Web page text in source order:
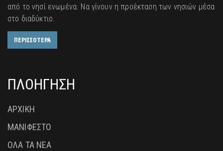
από το νησί ενωμένα. Να γίνουν η προέκταση των νησιών μέσα
στο διαδύκτιο.
ΠΕΡΙΣΣΟΤΕΡΑ
ΠΛΟΗΓΗΣΗ
ΑΡΧΙΚΗ
ΜΑΝΙΦΕΣΤΟ
ΟΛΑ ΤΑ ΝΕΑ